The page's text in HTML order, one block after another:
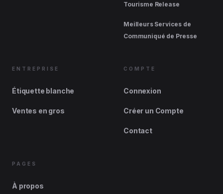
Tourisme Release
Meilleurs Services de
Communiqué de Presse
ENTREPRISE
Étiquette blanche
Ventes en gros
COMPTE
Connexion
Créer un Compte
Contact
PAGES
À propos